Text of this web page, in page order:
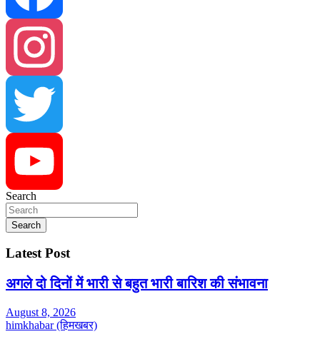
Facebook
Instagram
Twitter
YouTube
Search
Search
Latest Post
अगले दो दिनों में भारी से बहुत भारी बारिश की संभावना
August 8, 2026
himkhabar (हिमखबर)